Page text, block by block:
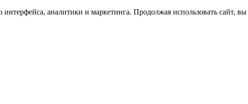
аналитики и маркетинга. Продолжая использовать сайт,